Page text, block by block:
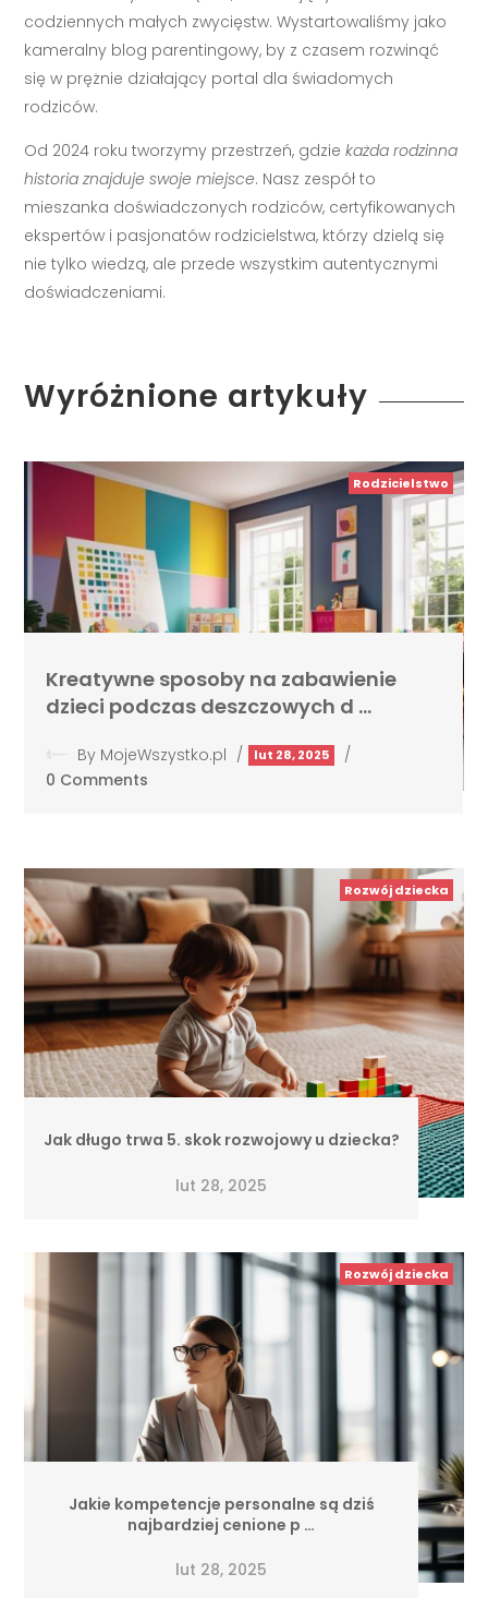
codziennych małych zwycięstw. Wystartowaliśmy jako
kameralny blog parentingowy, by z czasem rozwinąć
się w prężnie działający portal dla świadomych
rodziców.
Od 2024 roku tworzymy przestrzeń, gdziekażda rodzinna
historia znajduje swoje miejsce. Nasz zespół to
mieszanka doświadczonych rodziców, certyfikowanych
ekspertów i pasjonatów rodzicielstwa, którzy dzielą się
nie tylko wiedzą, ale przede wszystkim autentycznymi
doświadczeniami.
Wyróżnione artykuły
Rodzicielstwo
Kreatywne sposoby na zabawienie
dzieci podczas deszczowych d …
By MojeWszystko.pl / lut 28, 2025
/
0 Comments
Rozwój dziecka
Jak długo trwa 5. skok rozwojowy u dziecka?
lut 28, 2025
Rozwój dziecka
Jakie kompetencje personalne są dziś
najbardziej cenione p …
lut 28, 2025